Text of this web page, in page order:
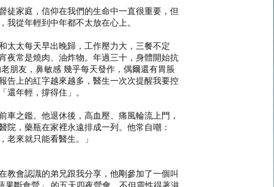
徒家庭，信仰在我們的生命中一直很重要，但
我從年輕到中年都不太放在心上。
太太每天早出晚歸，工作壓力大，三餐不定
夜常是燒肉、油炸物。年過三十，身體開始抗
朋友，鼻敏感 幾乎每天發作，偶爾還有胃脹
告上的紅字越來越多，醫生一次次提醒我要控
還年輕，撐得住」。
車之鑑。他退休後，高血壓、痛風輪流上門，
院，藥瓶在家裡永遠排成一列。他常自嘲：
老來就只能看醫生。」
教會認識的弟兄跟我分享，他剛參加了一個叫